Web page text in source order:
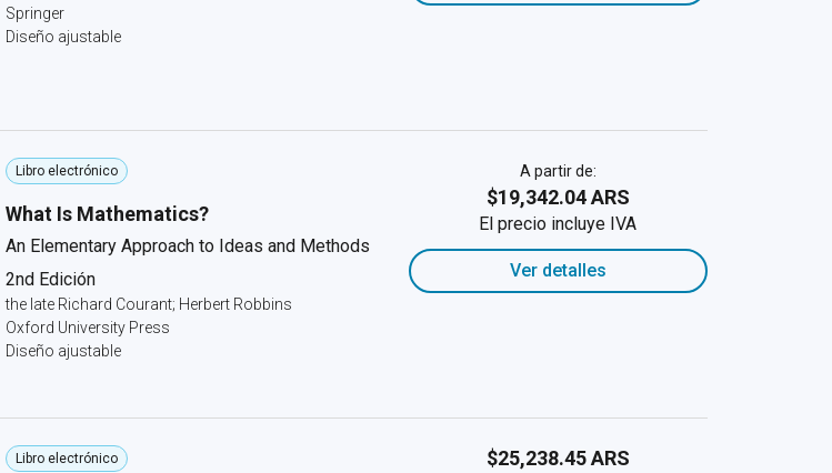
Springer
Diseño ajustable
Libro electrónico
What Is Mathematics?
An Elementary Approach to Ideas and Methods
2nd Edición
the late Richard Courant; Herbert Robbins
Oxford University Press
Diseño ajustable
A partir de:
$19,342.04 ARS
El precio incluye IVA
Ver detalles
Libro electrónico $25,238.45 ARS